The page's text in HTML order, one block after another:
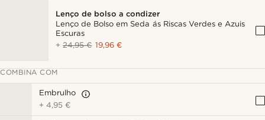
Lenço de bolso a condizer
Lenço de Bolso em Seda ás Riscas Verdes e Azuis
Escuras
+24,95 € 19,96 €
COMBINA COM
Embrulho
+4,95 €